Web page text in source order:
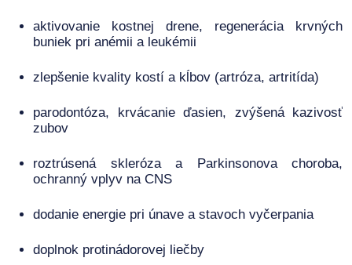
aktivovanie kostnej drene, regenerácia krvných
buniek pri anémii a leukémii
zlepšenie kvality kostí a kĺbov (artróza, artritída)
parodontóza, krvácanie ďasien, zvýšená kazivosť
zubov
roztrúsená skleróza a Parkinsonova choroba,
ochranný vplyv na CNS
dodanie energie pri únave a stavoch vyčerpania
doplnok protinádorovej liečby